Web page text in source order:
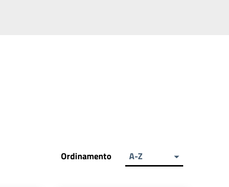
Ordinamento A-Z